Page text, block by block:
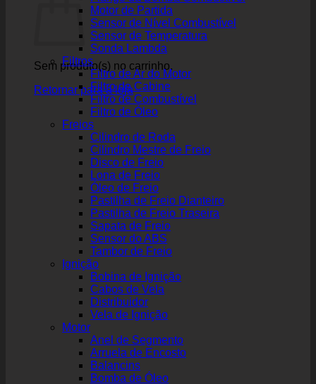
Sem produto(s) no carrinho.
Retornar para a loja
Motor de Partida
Sensor de Nível Combustível
Sensor de Temperatura
Sonda Lambda
Filtros
Filtro de Ar do Motor
Filtro de Cabine
Filtro de Combustível
Filtro de Óleo
Freios
Cilindro de Roda
Cilindro Mestre de Freio
Disco de Freio
Lona de Freio
Óleo de Freio
Pastilha de Freio Dianteiro
Pastilha de Freio Traseira
Sapata de Freio
Sensor do ABS
Tambor de Freio
Ignição
Bobina de Ignição
Cabos de Vela
Distribuidor
Vela de Ignição
Motor
Anel de Segmento
Arruela de Encosto
Balancins
Bomba de Óleo